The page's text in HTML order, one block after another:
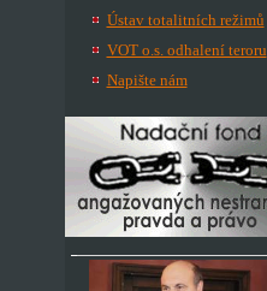
Ústav totalitních režimů
VOT o.s. odhalení teroru
Napište nám